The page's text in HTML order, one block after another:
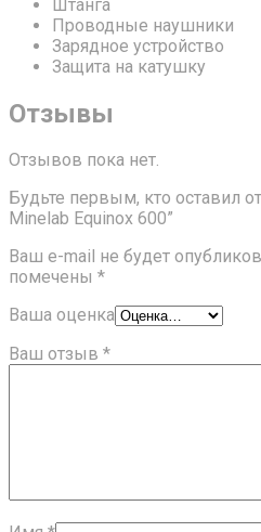
Штанга
Проводные наушники
Зарядное устройство
Защита на катушку
Отзывы
Отзывов пока нет.
Будьте первым, кто оставил
Minelab Equinox 600”
Ваш e-mail не будет
помечены *
Ваша оценка
Ваш отзыв *